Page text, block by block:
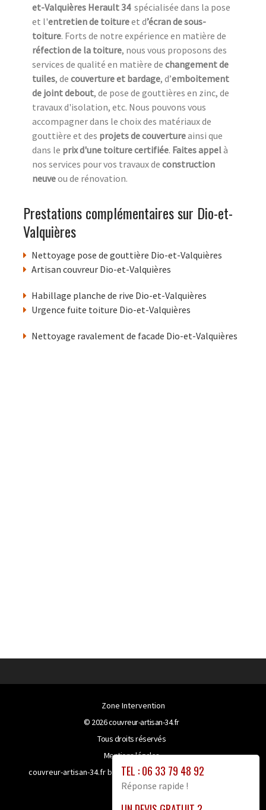
et-Valquières Herault 34 spécialisée dans la pose
et l'entretien de toitureet d’écran de sous-
toiture. Forts de notre expérience en matière de
réfection de la toiture, nous vous proposons des
services de qualité en matière de changement de
tuiles, de couverture et bardage, d’emboitement
de joint debout, de pose de gouttières en zinc, de
travaux d'isolation, etc. Nous pouvons vous
accompagner dans le choix des matériaux de
gouttière et des projets de couvertureainsi que
dans le prix d'une toiture certifiée. Faites appelà
nos services pour vos travaux de construction
neuveou de rénovation.
Prestations complémentaires sur Dio-et-
Valquières
Nettoyage pose de gouttière Dio-et-Valquières
Artisan couvreur Dio-et-Valquières
Habillage planche de rive Dio-et-Valquières
Urgence fuite toiture Dio-et-Valquières
Nettoyage ravalement de facade Dio-et-Valquières
TEL : 06 33 79 48 92
Réponse rapide !
Zone Intervention
© 2026couvreur-artisan-34.fr
Tous droits réservés
Mentions légales
couvreur-artisan-34.fr bénéficie de la technologie
site proxy